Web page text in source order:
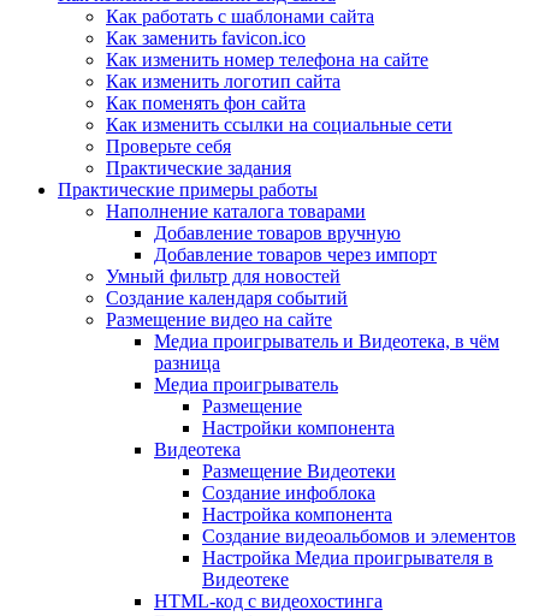
Как работать с шаблонами сайта
Как заменить favicon.ico
Как изменить номер телефона на сайте
Как изменить логотип сайта
Как поменять фон сайта
Как изменить ссылки на социальные сети
Проверьте себя
Практические задания
Практические примеры работы
Наполнение каталога товарами
Добавление товаров вручную
Добавление товаров через импорт
Умный фильтр для новостей
Создание календаря событий
Размещение видео на сайте
Медиа проигрыватель и Видеотека, в чём
разница
Медиа проигрыватель
Размещение
Настройки компонента
Видеотека
Размещение Видеотеки
Создание инфоблока
Настройка компонента
Создание видеоальбомов и элементов
Настройка Медиа проигрывателя в
Видеотеке
HTML-код с видеохостинга